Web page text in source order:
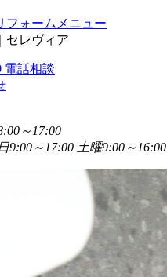
フォームメニュー
セレヴィア
電話相談
～17:00
9:00～17:00 土曜9:00～16:00